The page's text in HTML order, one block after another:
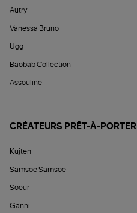
Autry
Vanessa Bruno
Ugg
Baobab Collection
Assouline
CRÉATEURS PRÊT-À-PORTER
Kujten
Samsoe Samsoe
Soeur
Ganni